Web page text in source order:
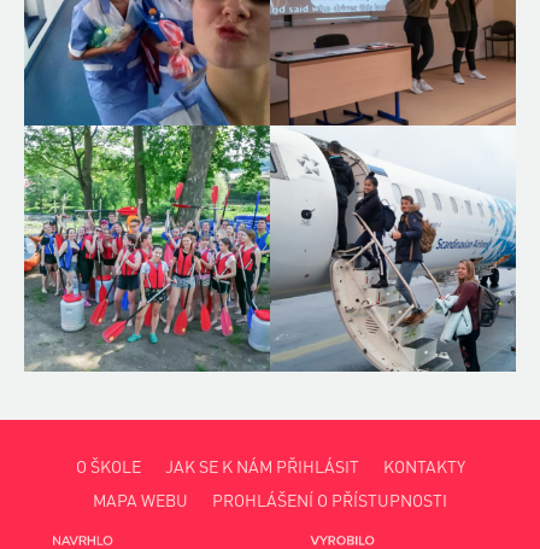
O ŠKOLE JAK SE K NÁM PŘIHLÁSIT
KONTAKTY
MAPA WEBU
PROHLÁŠENÍ O PŘÍSTUPNOSTI